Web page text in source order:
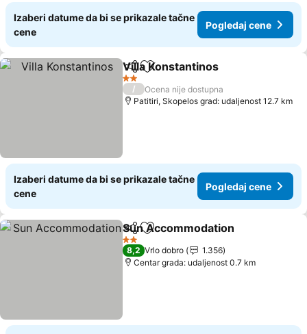
Izaberi datume da bi se prikazale tačne
cene
Pogledaj cene
Deli Dodati u favorite
Villa Konstantinos
2 Zvezdice
/
Ocena nije dostupna
Patitiri, Skopelos grad: udaljenost 12.7 km
Izaberi datume da bi se prikazale tačne
cene
Pogledaj cene
Deli Dodati u favorite
Sun Accommodation
2 Zvezdice
8,2 Vrlo dobro
1.356
Centar grada: udaljenost 0.7 km